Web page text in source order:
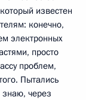
известен
конечно,
электронных
просто
проблем,
Пытались
знаю, через